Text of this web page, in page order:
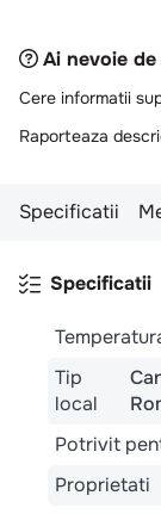
Ai nevoie
Cere informatii
Raporteaza
Specificatii
Specificatii
Tip
local
Potrivit
Proprietati